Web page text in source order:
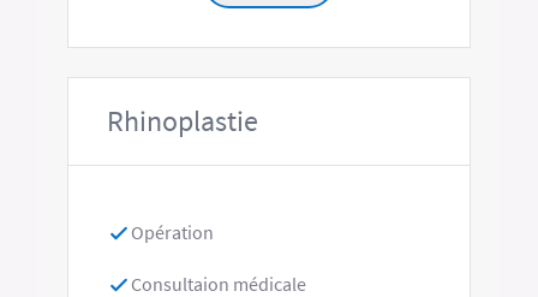
Rhinoplastie
Opération
Consultaion médicale